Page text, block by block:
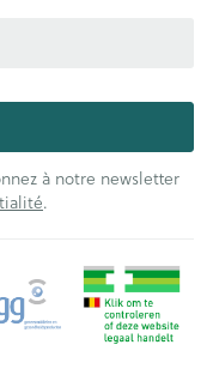
à notre newsletter
.